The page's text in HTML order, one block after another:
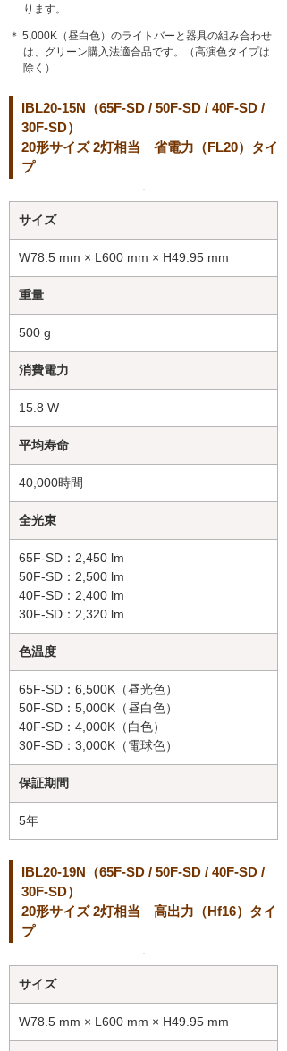
ります。
＊ 5,000K（昼白色）のライトバーと器具の組み合わせ
は、グリーン購入法適合品です。（高演色タイプは
除く）
IBL20-15N（65F-SD / 50F-SD / 40F-SD /
30F-SD）
20形サイズ 2灯相当 省電力（FL20）タイ
プ
サイズ
W78.5 mm × L600 mm × H49.95 mm
重量
500 g
消費電力
15.8 W
平均寿命
40,000時間
全光束
65F-SD：2,450 lm
50F-SD：2,500 lm
40F-SD：2,400 lm
30F-SD：2,320 lm
色温度
65F-SD：6,500K（昼光色）
50F-SD：5,000K（昼白色）
40F-SD：4,000K（白色）
30F-SD：3,000K（電球色）
保証期間
5年
IBL20-19N（65F-SD / 50F-SD / 40F-SD /
30F-SD）
20形サイズ 2灯相当 高出力（Hf16）タイ
プ
サイズ
W78.5 mm × L600 mm × H49.95 mm